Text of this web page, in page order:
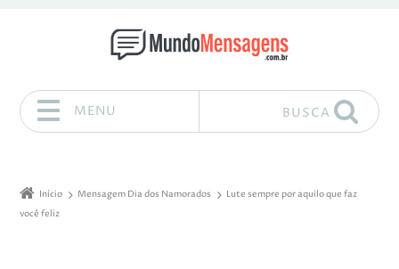
MENU BUSCA
Início Mensagem Dia dos Namorados
Lute sempre por aquilo que faz
você feliz